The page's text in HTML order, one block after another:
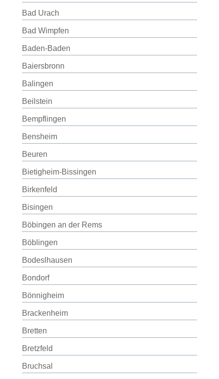
Bad Urach
Bad Wimpfen
Baden-Baden
Baiersbronn
Balingen
Beilstein
Bempflingen
Bensheim
Beuren
Bietigheim-Bissingen
Birkenfeld
Bisingen
Böbingen an der Rems
Böblingen
Bodeslhausen
Bondorf
Bönnigheim
Brackenheim
Bretten
Bretzfeld
Bruchsal